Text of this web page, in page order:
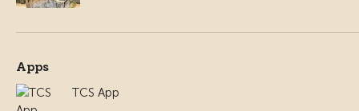
Apps
TCS App